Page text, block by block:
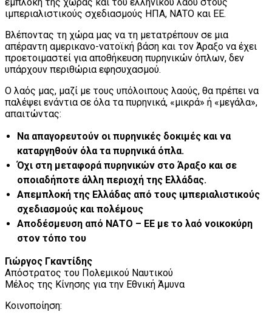
ιμπεριαλιστικούς σχεδιασμούς ΗΠΑ, ΝΑΤΟ και ΕΕ.
Βλέποντας τη χώρα μας να τη μετατρέπουν σε μια
απέραντη αμερικανο-νατοϊκή βάση και τον Άραξο να έχει
προετοιμαστεί για αποθήκευση πυρηνικών όπλων, δεν
υπάρχουν περιθώρια εφησυχασμού.
Ο λαός μας, μαζί με τους υπόλοιπους λαούς, θα πρέπει να
παλέψει ενάντια σε όλα τα πυρηνικά, «μικρά» ή «μεγάλα»,
απαιτώντας:
Να απαγορευτούν οι πυρηνικές δοκιμές και να
καταργηθούν όλα τα πυρηνικά όπλα.
Όχι στη μεταφορά πυρηνικών στο Άραξο και σε
οποιαδήποτε άλλη περιοχή της Ελλάδας.
Απεμπλοκή της Ελλάδας από τους ιμπεριαλιστικούς
σχεδιασμούς και πολέμους
Αποδέσμευση από ΝΑΤΟ – ΕΕ με το λαό νοικοκύρη
στον τόπο του
Γιώργος Γκαντίδης
Απόστρατος του Πολεμικού Ναυτικού
Μέλος της Κίνησης για την Εθνική Άμυνα
Κοινοποίηση: